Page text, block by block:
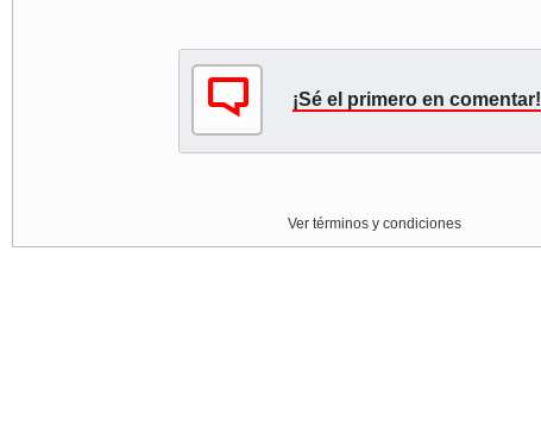
¡Sé el primero en comentar!
Ver términos y condiciones